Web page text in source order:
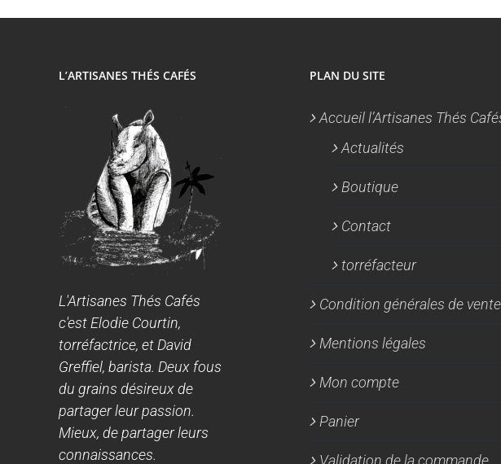
L’ARTISANES THÉS CAFÉS
L'Artisanes Thés Cafés
c'est Elodie Courtin,
torréfactrice, et David
Greffiel, barista. Deux fous
du grains désireux de
partager leur passion.
Mieux, de partager leurs
connaissances.
PLAN DU SITE
Accueil l’Artisanes Thés
Actualités
Boutique
Contact
torréfacteur
Condition générales de
Mentions légales
Mon compte
Panier
Validation de la commande